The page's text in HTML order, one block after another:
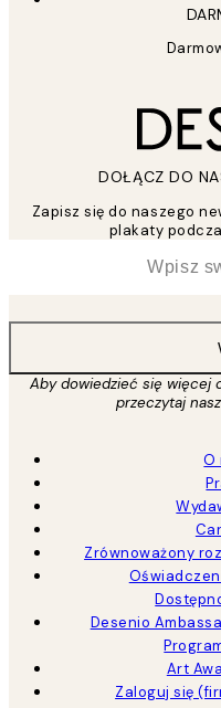
DOŁĄCZ DO
Zapisz się do naszego
plakaty
Aby dowiedzieć się więcej
przeczytaj
O
Zrównoważony
Desenio
Art
Zaloguj się